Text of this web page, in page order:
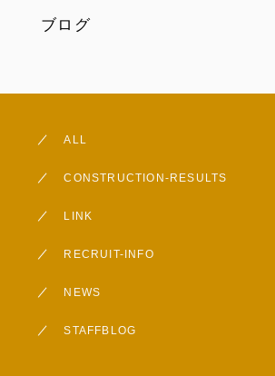
アクセス
ブログ
ALL
CONSTRUCTION-RESULTS
LINK
RECRUIT-INFO
NEWS
STAFFBLOG